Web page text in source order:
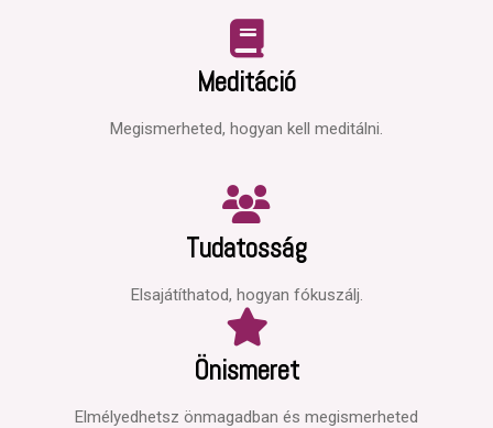
Meditáció
Megismerheted, hogyan kell meditálni.
Tudatosság
Elsajátíthatod, hogyan fókuszálj.
Önismeret
Elmélyedhetsz önmagadban és megismerheted